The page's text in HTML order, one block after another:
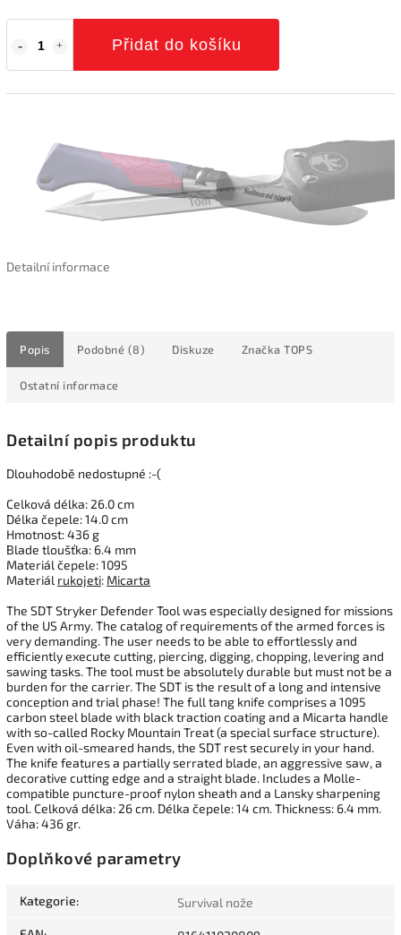
Přidat do košíku
Detailní informace
Popis Podobné (8) Diskuze Značka TOPS
Ostatní informace
Detailní popis produktu
Dlouhodobě nedostupné :-(
Celková délka: 26.0 cm
Délka čepele: 14.0 cm
Hmotnost: 436 g
Blade tloušťka: 6.4 mm
Materiál čepele: 1095
Materiál rukojeti: Micarta
The SDT Stryker Defender Tool was especially designed for missions
of the US Army. The catalog of requirements of the armed forces is
very demanding. The user needs to be able to effortlessly and
efficiently execute cutting, piercing, digging, chopping, levering and
sawing tasks. The tool must be absolutely durable but must not be a
burden for the carrier. The SDT is the result of a long and intensive
conception and trial phase! The full tang knife comprises a 1095
carbon steel blade with black traction coating and a Micarta handle
with so-called Rocky Mountain Treat (a special surface structure).
Even with oil-smeared hands, the SDT rest securely in your hand.
The knife features a partially serrated blade, an aggressive saw, a
decorative cutting edge and a straight blade. Includes a Molle-
compatible puncture-proof nylon sheath and a Lansky sharpening
tool. Celková délka: 26 cm. Délka čepele: 14 cm. Thickness: 6.4 mm.
Váha: 436 gr.
Doplňkové parametry
Kategorie: Survival nože